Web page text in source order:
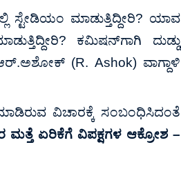
ಸ್ಟೇಡಿಯಂ ಮಾಡುತ್ತಿದ್ದೀರಿ? ಯಾವ
ಕಮಿಷನ್‌ಗಾಗಿ ದುಡ್ಡು
(R. Ashok) ವಾಗ್ದಾಳಿ
ವಿಚಾರಕ್ಕೆ ಸಂಬಂಧಿಸಿದಂತೆ
ಮತ್ತೆ ಏರಿಕೆಗೆ ವಿಪಕ್ಷಗಳ ಆಕ್ರೋಶ –